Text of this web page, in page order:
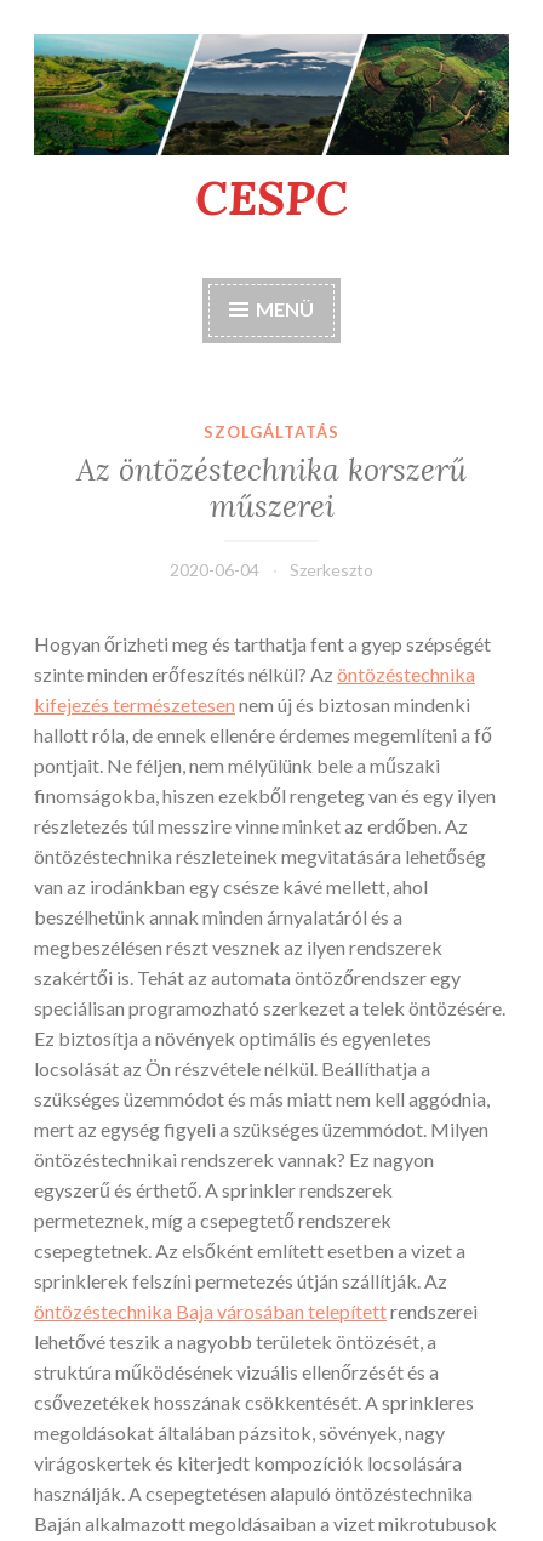
Tartalomhoz
CESPC
MENÜ
SZOLGÁLTATÁS
Az öntözéstechnika korszerű
műszerei
2020-06-04 Szerkeszto
Hogyan őrizheti meg és tarthatja fent a gyep szépségét
szinte minden erőfeszítés nélkül? Az öntözéstechnika
kifejezés természetesen nem új és biztosan mindenki
hallott róla, de ennek ellenére érdemes megemlíteni a fő
pontjait. Ne féljen, nem mélyülünk bele a műszaki
finomságokba, hiszen ezekből rengeteg van és egy ilyen
részletezés túl messzire vinne minket az erdőben. Az
öntözéstechnika részleteinek megvitatására lehetőség
van az irodánkban egy csésze kávé mellett, ahol
beszélhetünk annak minden árnyalatáról és a
megbeszélésen részt vesznek az ilyen rendszerek
szakértői is. Tehát az automata öntözőrendszer egy
speciálisan programozható szerkezet a telek öntözésére.
Ez biztosítja a növények optimális és egyenletes
locsolását az Ön részvétele nélkül. Beállíthatja a
szükséges üzemmódot és más miatt nem kell aggódnia,
mert az egység figyeli a szükséges üzemmódot. Milyen
öntözéstechnikai rendszerek vannak? Ez nagyon
egyszerű és érthető. A sprinkler rendszerek
permeteznek, míg a csepegtető rendszerek
csepegtetnek.Az elsőként említett esetben a vizet a
sprinklerek felszíni permetezés útján szállítják. Az
öntözéstechnika Baja városában telepítettrendszerei
lehetővé teszik a nagyobb területek öntözését, a
struktúra működésének vizuális ellenőrzését és a
csővezetékek hosszának csökkentését. A sprinkleres
megoldásokat általában pázsitok, sövények, nagy
virágoskertek és kiterjedt kompozíciók locsolására
használják. A csepegtetésen alapuló öntözéstechnika
Baján alkalmazott megoldásaiban a vizet mikrotubusok